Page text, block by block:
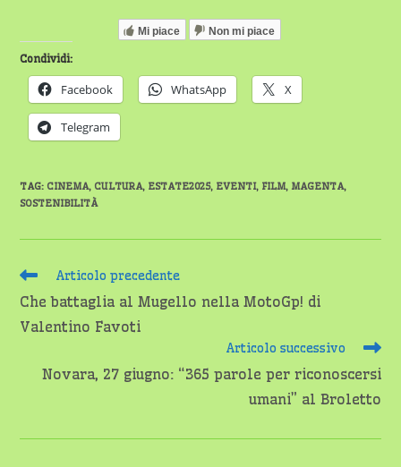
Mi piace Non mi piace
Condividi:
Facebook WhatsApp X
Telegram
TAG: CINEMA, CULTURA, ESTATE2025, EVENTI, FILM, MAGENTA,
SOSTENIBILITÀ
Leggi
articoli
Articolo precedente
Che battaglia al Mugello nella MotoGp! di
Valentino Favoti
Articolo successivo
Novara, 27 giugno: “365 parole per riconoscersi
umani” al Broletto